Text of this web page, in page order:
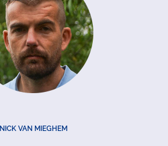
NICK VAN MIEGHEM